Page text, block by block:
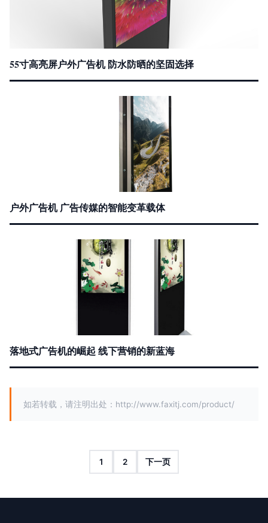
55寸高亮屏户外广告机 防水防晒的坚固选择
户外广告机 广告传媒的智能变革载体
落地式广告机的崛起 线下营销的新蓝海
如若转载，请注明出处：http://www.faxitj.com/product/
1 2 下一页